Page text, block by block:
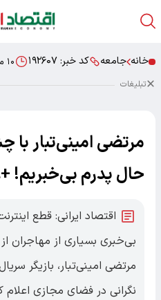
خانه جامعه کد خبر: ۱۹۲۶۰۷ ۱۰ مهر ۱۴۰۴ ۱۴:۰۰
تبلیغات
مرتضی امینی‌تبار با
حال پدرم
اقتصاد ایرانی: قطع
بی‌خبری بسیاری از مهاجران
مرتضی امینی‌تبار، بازیگر
نگرانی در فضای مجازی